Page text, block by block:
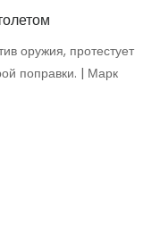
оружия, протестует
поправки. | Марк